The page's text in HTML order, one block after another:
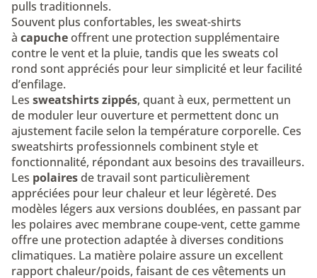
pulls traditionnels.
Souvent plus confortables, les sweat-shirts
à capucheoffrent une protection supplémentaire
contre le vent et la pluie, tandis que les sweats col
rond sont appréciés pour leur simplicité et leur facilité
d’enfilage.
Les sweatshirts zippés, quant à eux, permettent un
de moduler leur ouverture et permettent donc un
ajustement facile selon la température corporelle. Ces
sweatshirts professionnels combinent style et
fonctionnalité, répondant aux besoins des travailleurs.
Les polairesde travail sont particulièrement
appréciées pour leur chaleur et leur légèreté. Des
modèles légers aux versions doublées, en passant par
les polaires avec membrane coupe-vent, cette gamme
offre une protection adaptée à diverses conditions
climatiques. La matière polaire assure un excellent
rapport chaleur/poids, faisant de ces vêtements un